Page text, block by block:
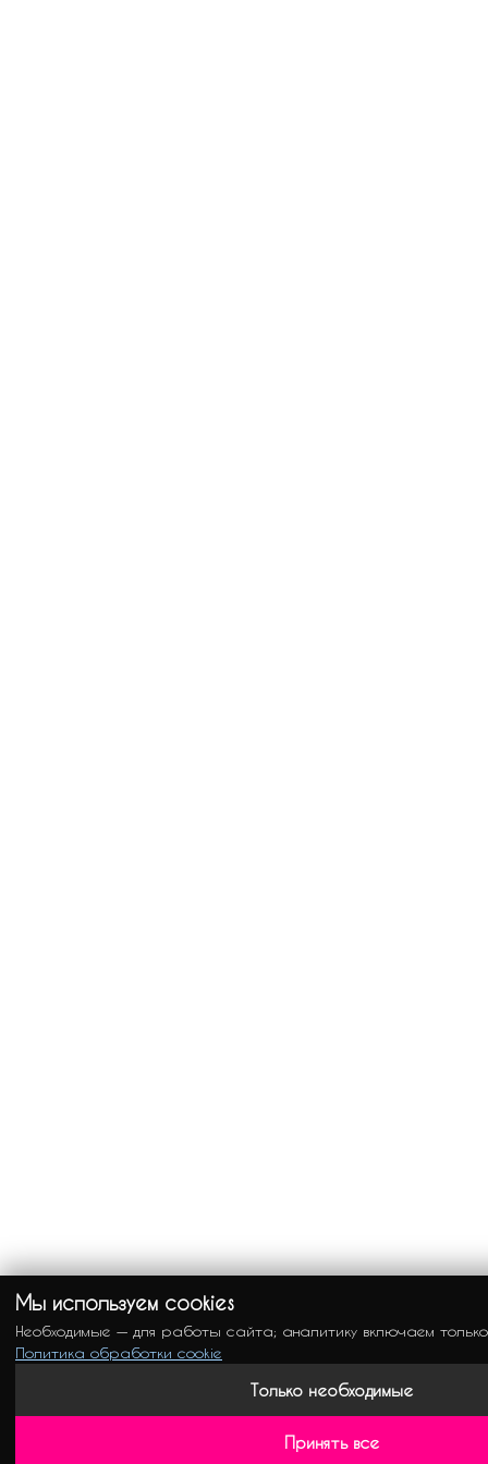
Мы используем cookies
Необходимые — для работы сайта; аналитику включаем
Политика обработки cookie
Только необходимые
Принять все